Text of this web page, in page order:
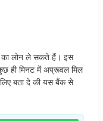
का लोन ले सकते हैं। इस
ही मिनट में अप्रूवल मिल
बता दे की यस बैंक से